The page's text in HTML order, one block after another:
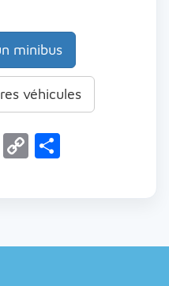
minibus
véhicules
Messenger
Copy